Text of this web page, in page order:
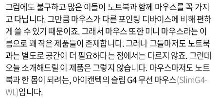
그럼에도 불구하고 많은 이들이 노트북과 함께 마우스를 꼭 가지
고 다닙니다. 그만큼 마우스가 다른 포인팅 디바이스에 비해 편하
게 쓸 수 있기 때문이죠. 그래서 마우스 또한 미니 마우스라는 이
름으로 꽤 작은 제품들이 존재합니다. 그러나 그들마저도 노트북
과는 별도로 공간이 더 필요하다는 점에서는 다르지 않죠. 그런데
오늘 소개해드릴 이 제품은 그렇지 않습니다. 마우스마저도 노트
북과 한 몸이 되려는, 아이캔텍의 슬림 G4 무선 마우스(SlimG4-
WL)입니다.